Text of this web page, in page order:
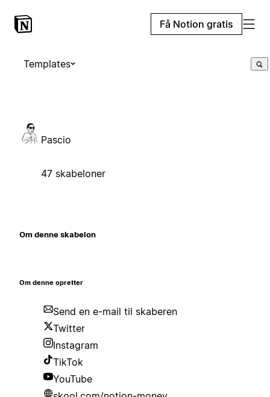
Få Notion gratis
Templates
Pascio
47 skabeloner
Om denne skabelon
Om denne opretter
Send en e-mail til skaberen
Twitter
Instagram
TikTok
YouTube